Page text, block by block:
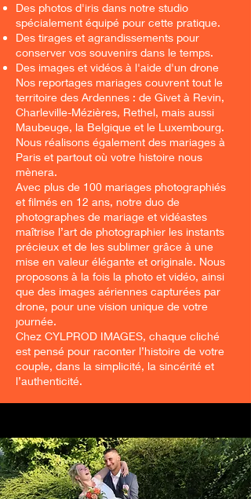
Des photos d'iris dans notre studio
spécialement équipé pour cette pratique.
Des tirages et agrandissements pour
conserver vos souvenirs dans le temps.
Des images et vidéos à l'aide d'un drone
Nos reportages mariages couvrent tout le
territoire des Ardennes : de Givet à Revin,
Charleville-Mézières, Rethel, mais aussi
Maubeuge, la Belgique et le Luxembourg.
Nous réalisons également des mariages à
Paris et partout où votre histoire nous
mènera.
Avec plus de 100 mariages photographiés
et filmés en 12 ans, notre duo de
photographes de mariage et vidéastes
maîtrise l’art de photographier les instants
précieux et de les sublimer grâce à une
mise en valeur élégante et originale. Nous
proposons à la fois la photo et vidéo, ainsi
que des images aériennes capturées par
drone, pour une vision unique de votre
journée.
Chez CYLPROD IMAGES, chaque cliché
est pensé pour raconter l’histoire de votre
couple, dans la simplicité, la sincérité et
l’authenticité.